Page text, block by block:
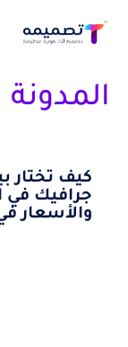
المدونة
كيف تختار
جرافيك في
والأسعار في